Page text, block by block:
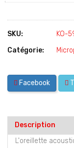
SKU:
KO-
Catégorie:
Facebook
Description
L'oreillette